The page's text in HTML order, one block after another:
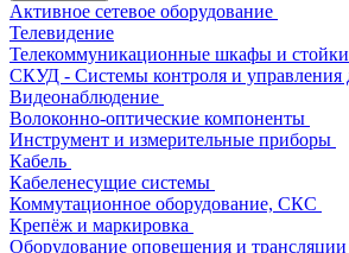
Активное сетевое оборудование
Телевидение
Телекоммуникационные шкафы и стойки
СКУД - Системы контроля и управления
Видеонаблюдение
Волоконно-оптические компоненты
Инструмент и измерительные приборы
Кабель
Кабеленесущие системы
Коммутационное оборудование, СКС
Крепёж и маркировка
Оборудование оповещения и трансляции